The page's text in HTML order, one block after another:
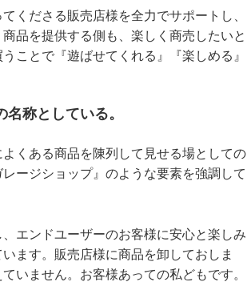
くださる販売店様を全力でサポートし、
品を提供する側も、楽しく商売したいと
ことで『遊ばせてくれる』『楽しめる』
称としている。
くある商品を陳列して見せる場としての
ージショップ』のような要素を強調して
エンドユーザーのお客様に安心と楽しみ
ます。販売店様に商品を卸しておしま
いません。お客様あっての私どもです。